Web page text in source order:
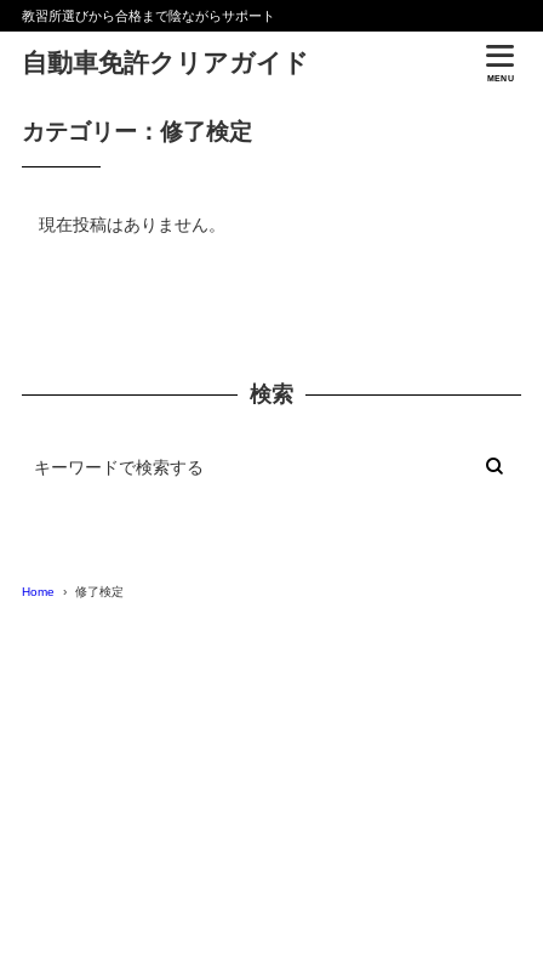
教習所選びから合格まで陰ながらサポート
自動車免許クリアガイド
MENU
カテゴリー：修了検定
現在投稿はありません。
検索
Home 修了検定